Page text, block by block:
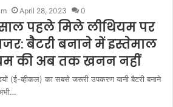
April 28, 2023 0
पहले मिले लीथियम पर
बैटरी बनाने में इस्तेमाल
की अब तक खनन नहीं
(ई-व्हीकल) का सबसे जरूरी उपकरण यानी बैटरी बनाने